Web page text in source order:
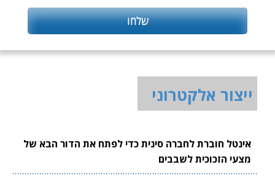
ייצור אלקטרוני
אינטל חוברת לחברה סינית כדי לפתח את הדור הבא של
מצעי הזכוכית לשבבים